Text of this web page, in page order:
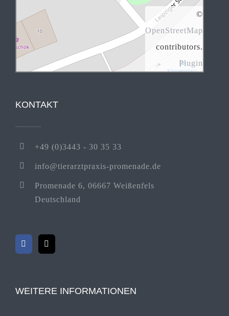
©
OpenStreetMap
contributors.
Plugin
KONTAKT
+49 (0)3443 - 30 35 33
info@tierarztpraxis-promenade.de
Promenade 6, 06667 Weißenfels
Deutschland
WEITERE INFORMATIONEN